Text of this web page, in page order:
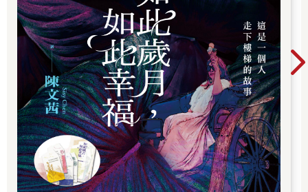
傳了過來。
我很抱歉，我在心裡說著。對話最後還是以沉默結束。
掛掉電話，我走回餐桌繼續吃飯，或許應該說是發洩地吃著飯，
對如此懦弱的自己生氣，惱怒自己的沒用，不過就是回去自己的
家，那麼多年了，我卻還是害怕。
「欸，妳快噎死了，朱立湘！」我一抬起頭，就看到樂晴用眼神
警告我放慢速度。
我回過神，速度開始放緩，聽著她們三人的閒話家常，心情逐漸
平靜。我刻意和這個世界拉遠距離，是為了完美隱藏自己的弱
點，慶幸的是，她們從未因為自己在我的人生中佔有極大重量，
而要求我曝露我自己。